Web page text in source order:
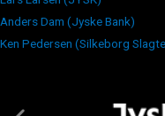
Anders Dam (Jyske Bank)
Ken Pedersen (Silkeborg